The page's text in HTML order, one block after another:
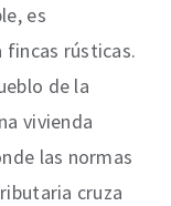
es
fincas rústicas.
de la
vivienda
las normas
cruza